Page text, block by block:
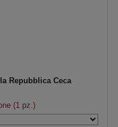
Repubblica Ceca
(1 pz.)